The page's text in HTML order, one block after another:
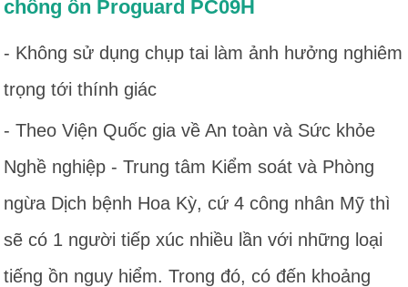
chống ồn Proguard PC09H
- Không sử dụng chụp tai làm ảnh hưởng nghiêm
trọng tới thính giác
- Theo Viện Quốc gia về An toàn và Sức khỏe
Nghề nghiệp - Trung tâm Kiểm soát và Phòng
ngừa Dịch bệnh Hoa Kỳ, cứ 4 công nhân Mỹ thì
sẽ có 1 người tiếp xúc nhiều lần với những loại
tiếng ồn nguy hiểm. Trong đó, có đến khoảng